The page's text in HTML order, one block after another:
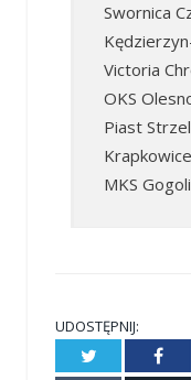
Swornica
Victoria
OKS
Piast
Krapkowice
MKS
UDOSTĘPNIJ:
Twitter